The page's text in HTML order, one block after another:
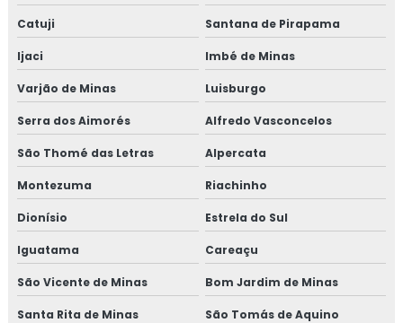
Catuji Santana de Pirapama
Ijaci Imbé de Minas
Varjão de Minas Luisburgo
Serra dos Aimorés Alfredo Vasconcelos
São Thomé das Letras Alpercata
Montezuma Riachinho
Dionísio Estrela do Sul
Iguatama Careaçu
São Vicente de Minas Bom Jardim de Minas
Santa Rita de Minas São Tomás de Aquino